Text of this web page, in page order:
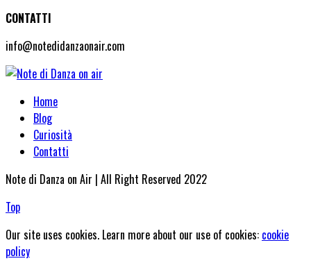
CONTATTI
info@notedidanzaonair.com
Home
Blog
Curiosità
Contatti
Note di Danza on Air | All Right Reserved 2022
Top
Our site uses cookies. Learn more about our use of cookies: cookie
policy